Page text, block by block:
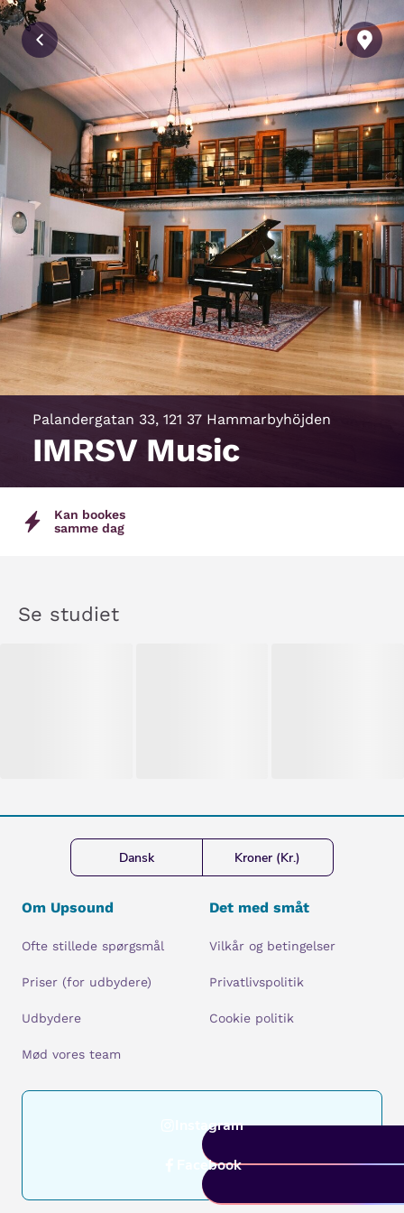
IMRSV Music
Palandergatan 33, 121 37 Hammarbyhöjden
Kan bookes
samme dag
Se studiet
Dansk Kroner (Kr.)
Om Upsound
Ofte stillede spørgsmål
Priser (for udbydere)
Udbydere
Mød vores team
Det med småt
Vilkår og betingelser
Privatlivspolitik
Cookie politik
Instagram
Facebook